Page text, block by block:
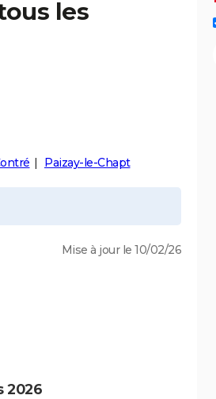
les
Paizay-le-Chapt
Mise à jour le 10/02/26
2026